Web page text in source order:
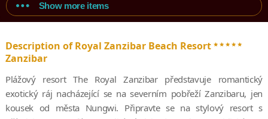
Show more items
Description of Royal Zanzibar Beach Resort*****
Zanzibar
Plážový resort The Royal Zanzibar představuje romantický
exotický ráj nacházející se na severním pobřeží Zanzibaru, jen
kousek od města Nungwi. Připravte se na stylový resort s